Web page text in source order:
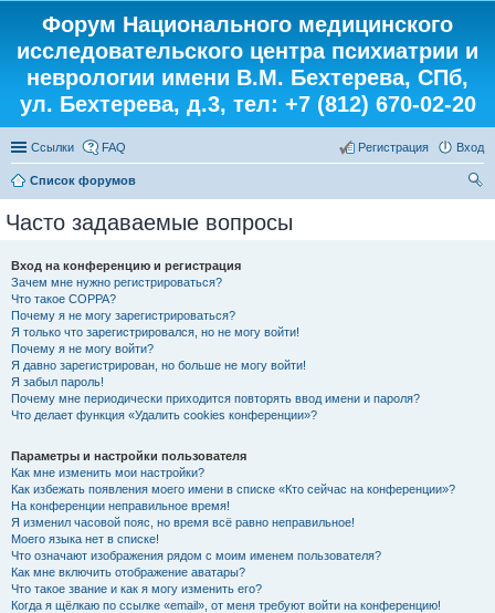
Форум Национального медицинского
исследовательского центра психиатрии и
неврологии имени В.М. Бехтерева, СПб,
ул. Бехтерева, д.3, тел: +7 (812) 670-02-20
Ссылки FAQ Вход
Регистрация
Список форумов
Часто задаваемые вопросы
Вход на конференцию и регистрация
Зачем мне нужно регистрироваться?
Что такое COPPA?
Почему я не могу зарегистрироваться?
Я только что зарегистрировался, но не могу войти!
Почему я не могу войти?
Я давно зарегистрирован, но больше не могу войти!
Я забыл пароль!
Почему мне периодически приходится повторять ввод имени и пароля?
Что делает функция «Удалить cookies конференции»?
Параметры и настройки пользователя
Как мне изменить мои настройки?
Как избежать появления моего имени в списке «Кто сейчас на конференции»?
На конференции неправильное время!
Я изменил часовой пояс, но время всё равно неправильное!
Моего языка нет в списке!
Что означают изображения рядом с моим именем пользователя?
Как мне включить отображение аватары?
Что такое звание и как я могу изменить его?
Когда я щёлкаю по ссылке «email», от меня требуют войти на конференцию!